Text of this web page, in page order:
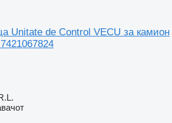
Unitate de Control VECU за камион